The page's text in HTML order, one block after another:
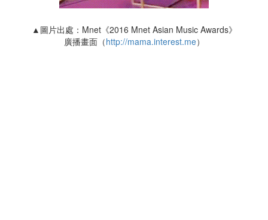
▲圖片出處：Mnet《2016 Mnet Asian Music Awards》
廣播畫面（http://mama.interest.me）